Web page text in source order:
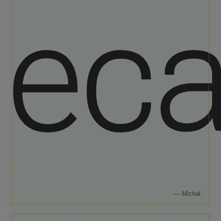
— Michał